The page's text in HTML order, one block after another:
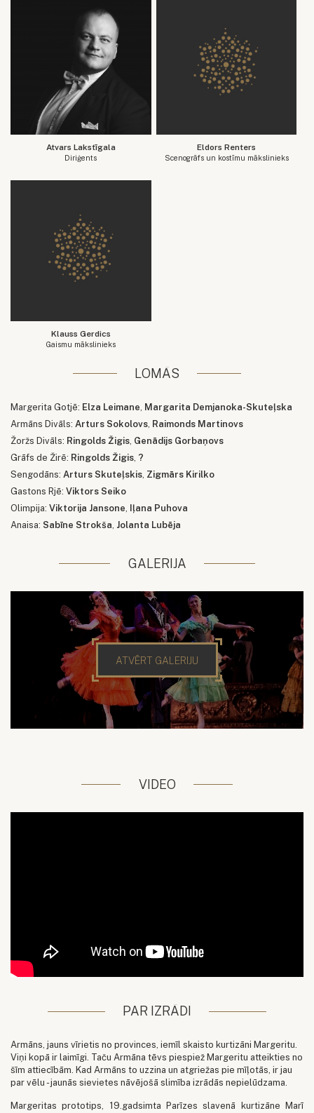
Atvars Lakstīgala
Diriģents
Eldors Renters
Scenogrāfs un kostīmu mākslinieks
Klauss Gerdics
Gaismu mākslinieks
LOMĀS
Margerita Gotjē: Elza Leimane Margarita Demjanoka-Skuteļska
Armāns Divāls: Arturs Sokolovs Raimonds Martinovs
Žoržs Divāls: Ringolds Žigis Genādijs Gorbaņovs
Grāfs de Žirē: Ringolds Žigis ?
Sengodāns: Arturs Skuteļskis Zigmārs Kirilko
Gastons Rjē: Viktors Seiko
Olimpija: Viktorija Jansone Iļana Puhova
Anaisa: Sabīne Strokša Jolanta Lubēja
GALERIJA
ATVĒRT GALERIJU
VIDEO
PAR IZRĀDI
Armāns, jauns vīrietis no provinces, iemīl skaisto kurtizāni Margeritu.
Viņi kopā ir laimīgi. Taču Armāna tēvs piespiež Margeritu atteikties no
šīm attiecībām. Kad Armāns to uzzina un atgriežas pie mīļotās, ir jau
par vēlu - jaunās sievietes nāvējošā slimība izrādās nepielūdzama.
Margeritas prototips, 19.gadsimta Parīzes slavenā kurtizāne Marī